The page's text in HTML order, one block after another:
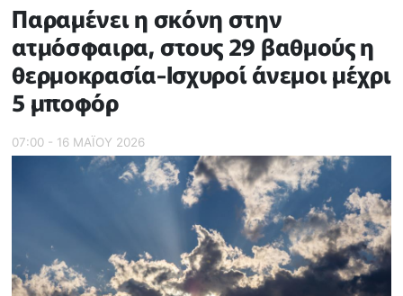
Παραμένει η σκόνη στην
ατμόσφαιρα, στους 29 βαθμούς η
θερμοκρασία-Ισχυροί άνεμοι μέχρι
5 μποφόρ
07:00 - 16 ΜΑΪ́ΟΥ 2026